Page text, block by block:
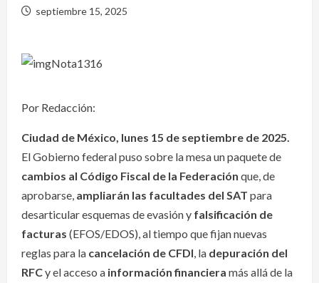
septiembre 15, 2025
Por Redacción:
Ciudad de México, lunes 15 de septiembre de 2025.
El Gobierno federal puso sobre la mesa un paquete de
cambios al Código Fiscal de la Federación que, de
aprobarse, ampliarán las facultades del SAT para
desarticular esquemas de evasión y falsificación de
facturas (EFOS/EDOS), al tiempo que fijan nuevas
reglas para la cancelación de CFDI, la depuración del
RFCy el acceso a información financiera más allá de la